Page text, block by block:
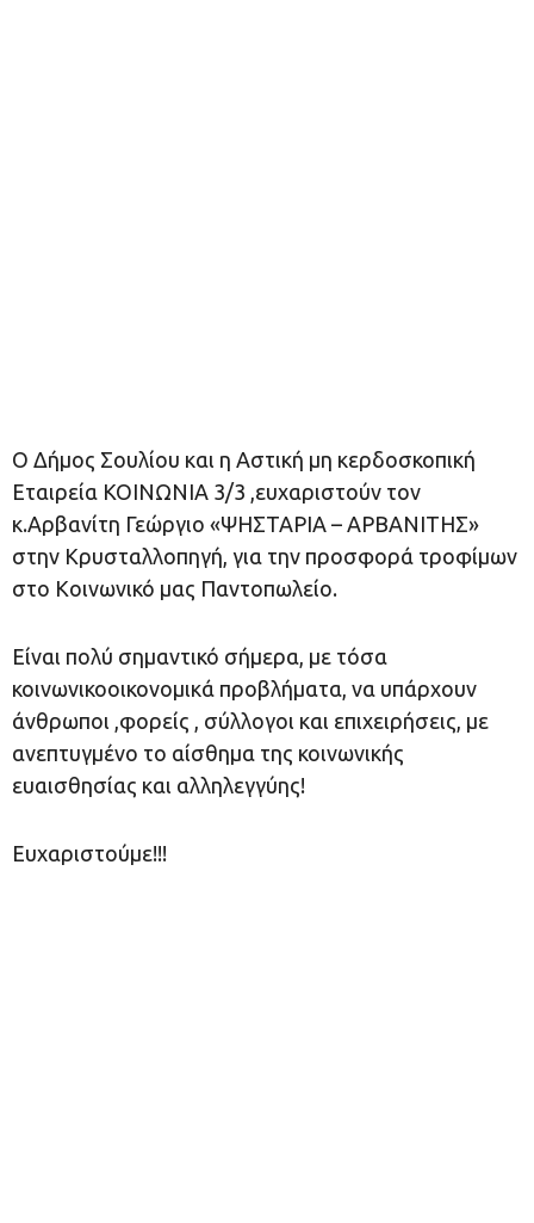
Ο Δήµος Σουλίου και η Αστική µη κερδοσκοπική
Εταιρεία ΚΟΙΝΩΝΙΑ 3/3 ,ευχαριστούν τον
κ.Αρβανίτη Γεώργιο «ΨΗΣΤΑΡΙΑ – ΑΡΒΑΝΙΤΗΣ»
στην Κρυσταλλοπηγή, για την προσφορά τροφίμων
στο Κοινωνικό µας Παντοπωλείο.
Είναι πολύ σημαντικό σήμερα, με τόσα
κοινωνικοοικονομικά προβλήματα, να υπάρχουν
άνθρωποι ,φορείς , σύλλογοι και επιχειρήσεις, με
ανεπτυγμένο το αίσθημα της κοινωνικής
ευαισθησίας και αλληλεγγύης!
Ευχαριστούμε!!!